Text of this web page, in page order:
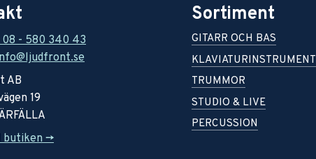
- 580 340 43
AB
19
->
Sortiment
GITARR OCH BAS
KLAVIATURINSTRUMENT
TRUMMOR
STUDIO & LIVE
PERCUSSION